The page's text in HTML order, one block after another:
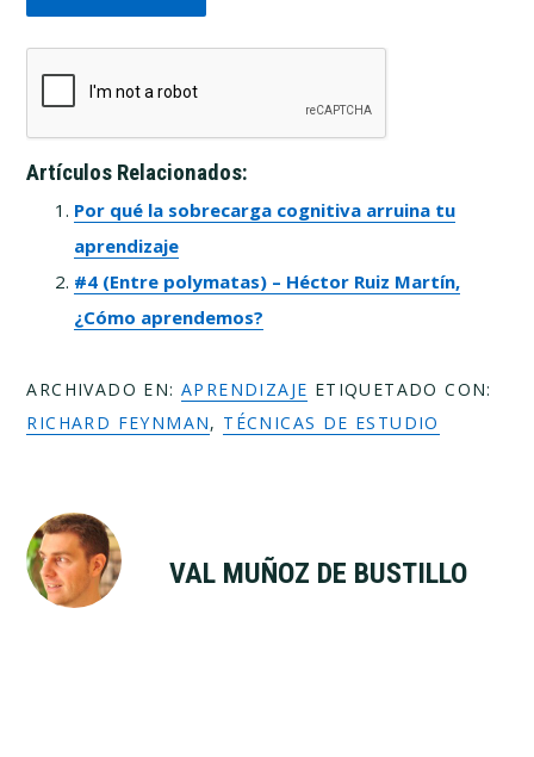
Artículos Relacionados:
Por qué la sobrecarga cognitiva arruina tu
aprendizaje
#4 (Entre polymatas) – Héctor Ruiz Martín,
¿Cómo aprendemos?
ARCHIVADO EN: APRENDIZAJE ETIQUETADO CON:
RICHARD FEYNMAN, TÉCNICAS DE ESTUDIO
VAL MUÑOZ DE BUSTILLO